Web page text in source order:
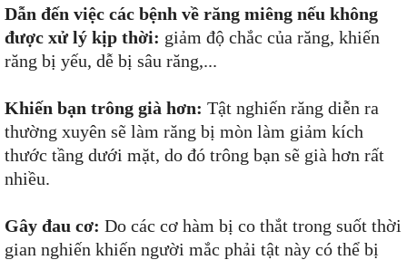
Dẫn đến việc các bệnh về răng miêng nếu không
được xử lý kịp thời: giảm độ chắc của răng, khiến
răng bị yếu, dễ bị sâu răng,...​​
Khiến bạn trông già hơn: Tật nghiến răng diễn ra
thường xuyên sẽ làm răng bị mòn làm giảm kích
thước tầng dưới mặt, do đó trông bạn sẽ già hơn rất
nhiều.
Gây đau cơ: Do các cơ hàm bị co thắt trong suốt thời
gian nghiến khiến người mắc phải tật này có thể bị